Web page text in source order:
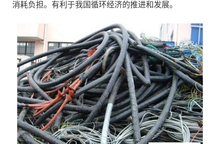
消耗负担。有利于我国循环经济的推进和发展。